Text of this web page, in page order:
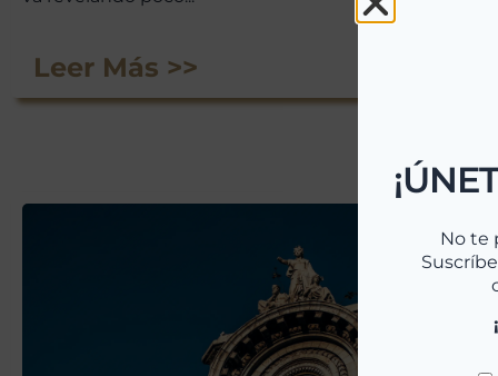
Leer Más >>
No te